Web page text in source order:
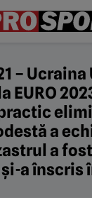
– Ucraina
EURO
a
a
a înscris